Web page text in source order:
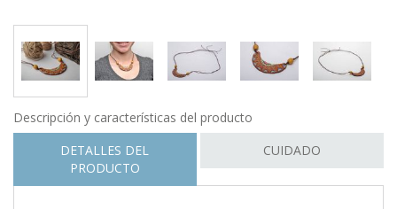
Descripción y características del producto
DETALLES DEL
PRODUCTO
CUIDADO